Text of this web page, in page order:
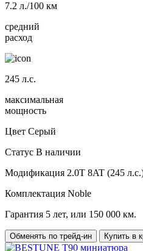
7.2 л./100 км
средний
расход
245 л.с.
максимальная
мощность
Цвет Серый
Статус В наличии
Модификация 2.0T 8AT (245
Комплектация Noble
Гарантия 5 лет, или 150 000 км.
Обменять по трейд-ин Купить в